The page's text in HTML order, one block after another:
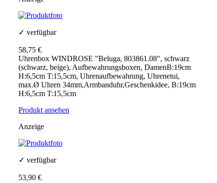
✓ verfügbar
58,75 €
Uhrenbox WINDROSE "Beluga, 803861.08", schwarz
(schwarz, beige), Aufbewahrungsboxen, DamenB:19cm
H:6,5cm T:15,5cm, Uhrenaufbewahrung, Uhrenetui,
max.Ø Uhren 34mm,Armbanduhr,Geschenkidee, B:19cm
H:6,5cm T:15,5cm
Produkt ansehen
Anzeige
✓ verfügbar
53,90 €